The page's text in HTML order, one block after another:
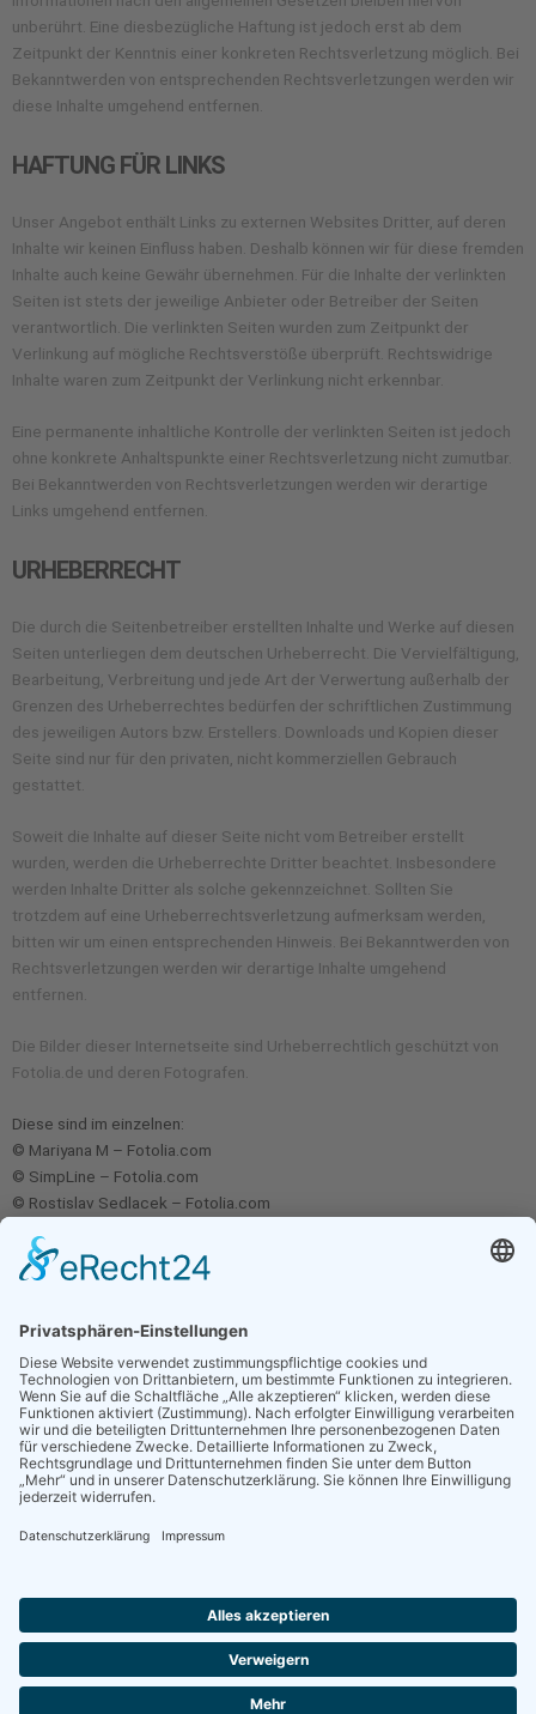
unberührt. Eine diesbezügliche Haftung ist jedoch erst ab dem
Zeitpunkt der Kenntnis einer konkreten Rechtsverletzung möglich. Bei
Bekanntwerden von entsprechenden Rechtsverletzungen werden wir
diese Inhalte umgehend entfernen.
HAFTUNG FÜR LINKS
Unser Angebot enthält Links zu externen Websites Dritter, auf deren
Inhalte wir keinen Einfluss haben. Deshalb können wir für diese fremden
Inhalte auch keine Gewähr übernehmen. Für die Inhalte der verlinkten
Seiten ist stets der jeweilige Anbieter oder Betreiber der Seiten
verantwortlich. Die verlinkten Seiten wurden zum Zeitpunkt der
Verlinkung auf mögliche Rechtsverstöße überprüft. Rechtswidrige
Inhalte waren zum Zeitpunkt der Verlinkung nicht erkennbar.
Eine permanente inhaltliche Kontrolle der verlinkten Seiten ist jedoch
ohne konkrete Anhaltspunkte einer Rechtsverletzung nicht zumutbar.
Bei Bekanntwerden von Rechtsverletzungen werden wir derartige
Links umgehend entfernen.
URHEBERRECHT
Die durch die Seitenbetreiber erstellten Inhalte und Werke auf diesen
Seiten unterliegen dem deutschen Urheberrecht. Die Vervielfältigung,
Bearbeitung, Verbreitung und jede Art der Verwertung außerhalb der
Grenzen des Urheberrechtes bedürfen der schriftlichen Zustimmung
des jeweiligen Autors bzw. Erstellers. Downloads und Kopien dieser
Seite sind nur für den privaten, nicht kommerziellen Gebrauch
gestattet.
Soweit die Inhalte auf dieser Seite nicht vom Betreiber erstellt
wurden, werden die Urheberrechte Dritter beachtet. Insbesondere
werden Inhalte Dritter als solche gekennzeichnet. Sollten Sie
trotzdem auf eine Urheberrechtsverletzung aufmerksam werden,
bitten wir um einen entsprechenden Hinweis. Bei Bekanntwerden von
Rechtsverletzungen werden wir derartige Inhalte umgehend
entfernen.
Die Bilder dieser Internetseite sind Urheberrechtlich geschützt von
Fotolia.de und deren Fotografen.
Diese sind im einzelnen:
© Mariyana M – Fotolia.com
© SimpLine – Fotolia.com
© Rostislav Sedlacek – Fotolia.com
© Thomas Francois – Fotolia.com
© marilyn barbone – stock.adobe.com
© kmit – stock.adobe.com
Kontakt
Musikverein Ergenzingen e.V.
Eutinger Straße 58
72108 Rottenburg
Tel.: +49 151 214 395 69
Weitere Links
Impressum